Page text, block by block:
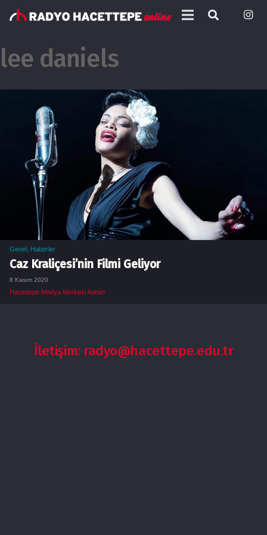
lee daniels
Genel Haberler
Caz Kraliçesi’nin Filmi Geliyor
8 Kasım 2020
Hacettepe Medya Merkezi Admin
İletişim: radyo@hacettepe.edu.tr